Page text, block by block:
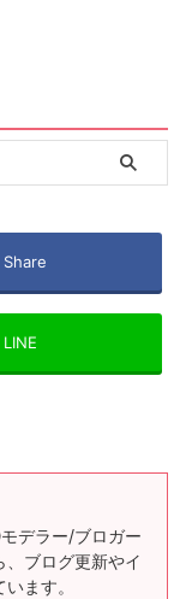
Share
LINE
デラー/ブロガー
ブログ更新やイ
ます。